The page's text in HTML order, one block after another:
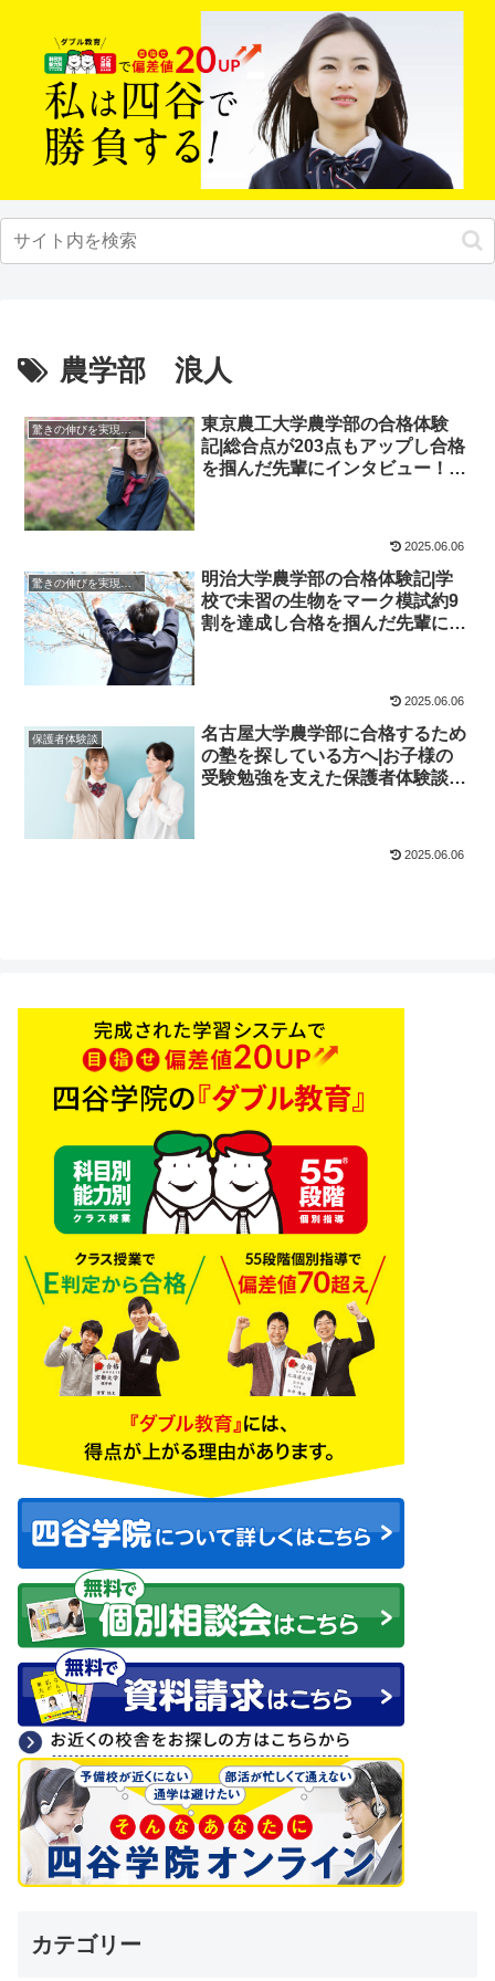
農学部 浪人
驚きの伸びを実現｜先輩列伝
東京農工大学農学部の合格体験
記|総合点が203点もアップし合格
を掴んだ先輩にインタビュー！大
2025.06.06
驚きの伸びを実現｜先輩列伝
明治大学農学部の合格体験記|学
校で未習の生物をマーク模試約9
割を達成し合格を掴んだ先輩にイ
2025.06.06
保護者体験談
名古屋大学農学部に合格するため
の塾を探している方へ|お子様の
受験勉強を支えた保護者体験談！
2025.06.06
カテゴリー